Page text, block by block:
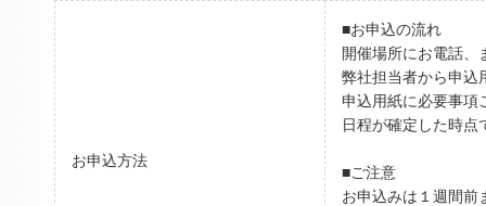
お申込方法
■お申込の流れ
開催場所にお電話、
弊社担当者から申込
申込用紙に必要事項
日程が確定した時点
■ご注意
お申込みは１週間前